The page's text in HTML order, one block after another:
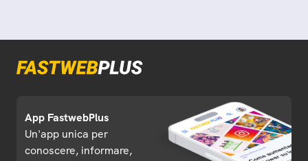
App FastwebPlus
Un'app unica per
conoscere, informare,